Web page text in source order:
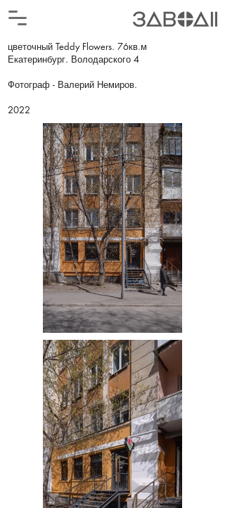
цветочный Teddy Flowers. 76кв.м
Екатеринбург. Володарского 4
Фотограф - Валерий Немиров.
2022